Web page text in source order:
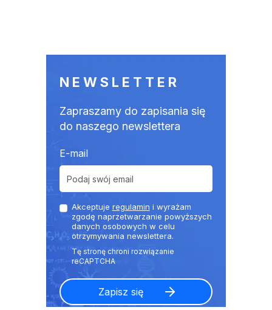
NEWSLETTER
Zapraszamy do zapisania się
do naszego newslettera
E-mail
Akceptuje regulamin i wyrażam
zgodę naprzetwarzanie powyższych
danych osobowych w celu
otrzymywania newslettera.